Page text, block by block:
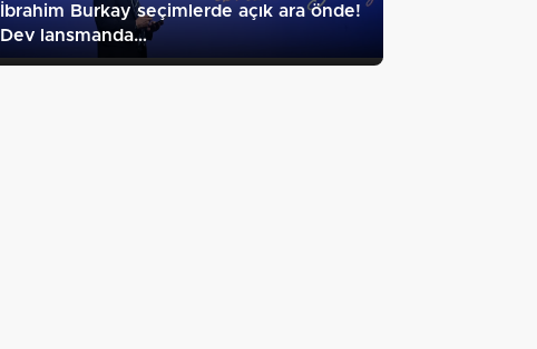
İbrahim Burkay seçimlerde açık ara önde!
Dev lansmanda…